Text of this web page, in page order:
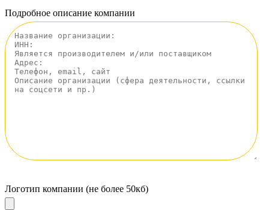
Подробное описание компании
Логотип компании (не более 50кб)